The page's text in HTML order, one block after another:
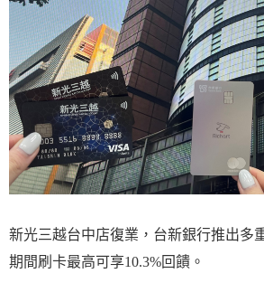
新光三越台中店復業，台新銀行推出多
期間刷卡最高可享10.3%回饋。